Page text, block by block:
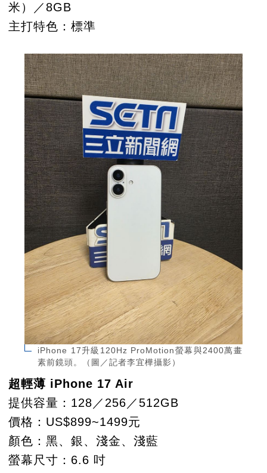
米）／8GB
主打特色：標準
iPhone 17升級120Hz ProMotion螢幕與2400萬畫
素前鏡頭。（圖／記者李宜樺攝影）
超輕薄 iPhone 17 Air
提供容量：128／256／512GB
價格：US$899~1499元
顏色：黑、銀、淺金、淺藍
螢幕尺寸：6.6 吋